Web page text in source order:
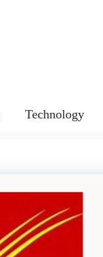
Technology